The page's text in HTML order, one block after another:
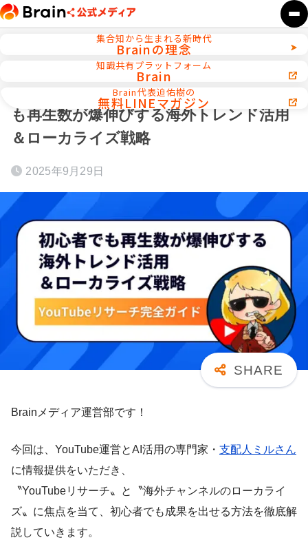
集合知から生まれる新時代
Brainの理念
知識共有プラットフォーム
Brain
Brain代表迫佑樹の
無料LINEマガジン
YouTube／ショート動画運用
YouTubeリサーチ完全ガイド｜初心者で
も再生数が爆伸びする海外トレンド活用
＆ローカライズ戦略
2025年9月29日
Brainメディア運営部です！
今回は、YouTube運営とAI活用の専門家・ 支配人ミルさん
に情報提供をいただき、
〝YouTubeリサーチ〟と〝海外チャンネルのローカライ
ズ〟に焦点を当て、初心者でも成果を出せる方法を徹底解
説していきます。